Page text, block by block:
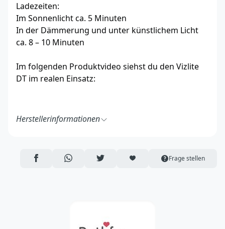
Ladezeiten:
Im Sonnenlicht ca. 5 Minuten
In der Dämmerung und unter künstlichem Licht
ca. 8 – 10 Minuten
Im folgenden Produktvideo siehst du den Vizlite
DT im realen Einsatz:
Herstellerinformationen
Bury St Edmunds, Suffolk,
IP33 3TE
AUF FACEBOOK TEILEN
ÜBER WHATSAPP TEILEN
AUF TWITTER TEILENARTIKEL AUF DIE MERKLISTE
Frage stellen